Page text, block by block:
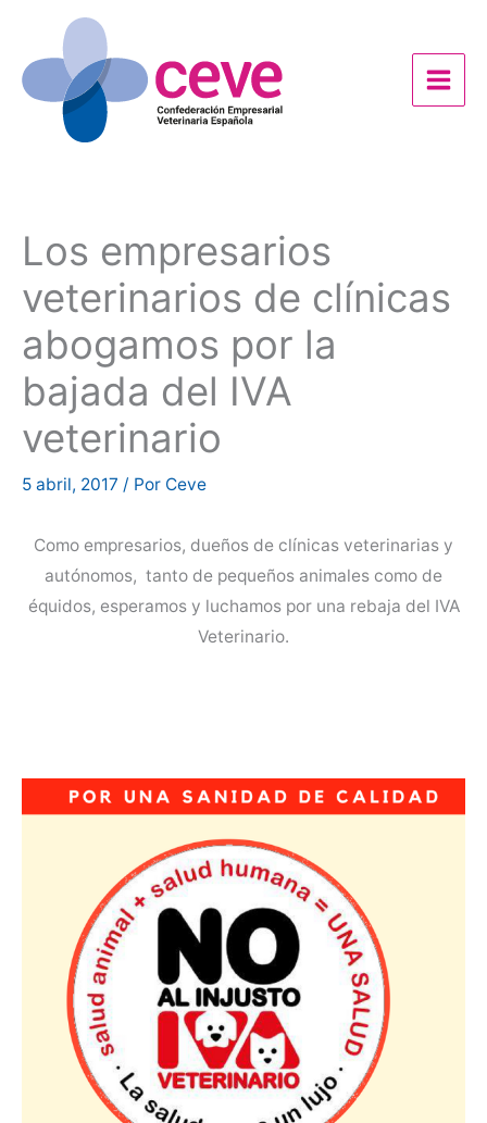
contenido
Los empresarios
veterinarios de clínicas
abogamos por la
bajada del IVA
veterinario
5 abril, 2017 / Por Ceve
Como empresarios, dueños de clínicas veterinarias y
autónomos, tanto de pequeños animales como de
équidos, esperamos y luchamos por una rebaja del IVA
Veterinario.